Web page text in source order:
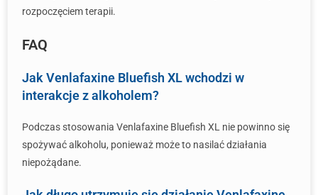
rozpoczęciem terapii.
FAQ
Jak Venlafaxine Bluefish XL wchodzi w
interakcje z alkoholem?
Podczas stosowania Venlafaxine Bluefish XL nie powinno się
spożywać alkoholu, ponieważ może to nasilać działania
niepożądane.